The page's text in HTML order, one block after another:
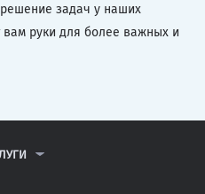
решение задач у наших
вам руки для более важных и